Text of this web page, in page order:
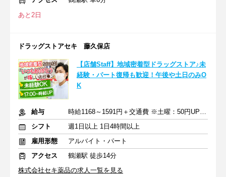
あと2日
ドラッグストアセキ 藤久保店
【店舗Staff】地域密着型ドラッグストア♪未
経験・パート復帰も歓迎！午後や土日のみO
K
給与
時給1168～1591円＋交通費 ※土曜：50円UP/日曜・祝日：100円UP
シフト
週1日以上 1日4時間以上
雇用形態
アルバイト・パート
アクセス
鶴瀬駅 徒歩14分
株式会社セキ薬品の求人一覧を見る